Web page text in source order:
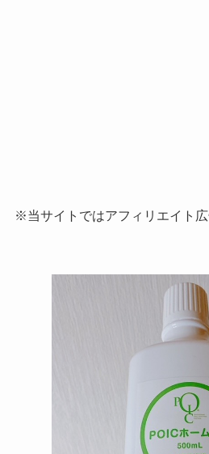
※当サイトではアフィリエイト